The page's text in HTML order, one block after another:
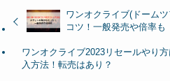
ワンオクライブ(ドーム
コツ！一般発売や倍率も
ワンオクライブ2023リセールやり
入方法！転売はあり？